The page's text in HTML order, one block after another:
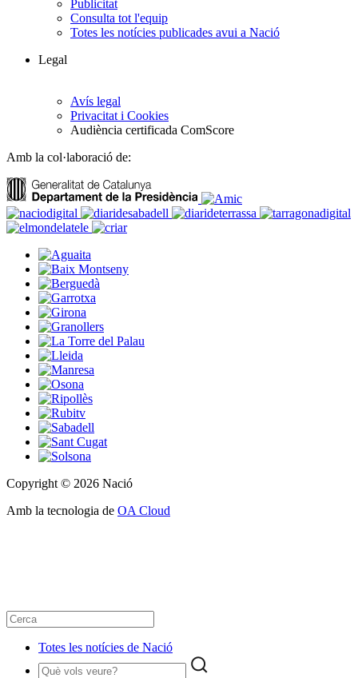
Publicitat
Consulta tot l'equip
Totes les notícies publicades avui a Nació
Legal
Avís legal
Privacitat i Cookies
Audiència certificada ComScore
Amb la col·laboració de:
Copyright © 2026 Nació
Amb la tecnologia de OA Cloud
Totes les notícies de Nació